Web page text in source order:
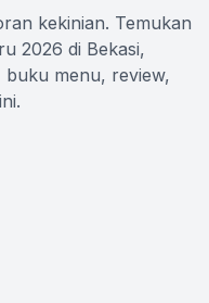
kekinian. Temukan
2026 di Bekasi,
buku menu, review,